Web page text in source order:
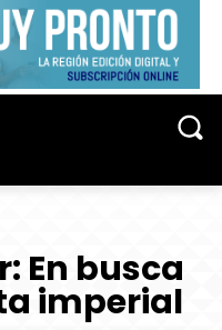
En busca
imperial